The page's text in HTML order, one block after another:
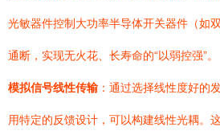
光敏器件控制大功率半导体开关器件（如
通断，实现无火花、长寿命的“以弱控强”。
模拟信号线性传输 ：通过选择线性度好的
用特定的反馈设计，可以构建线性光耦。